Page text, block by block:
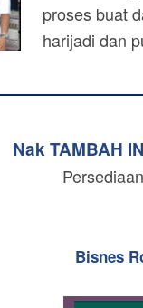
proses buat
harijadi dan
Nak TAMBAH
Bisnes